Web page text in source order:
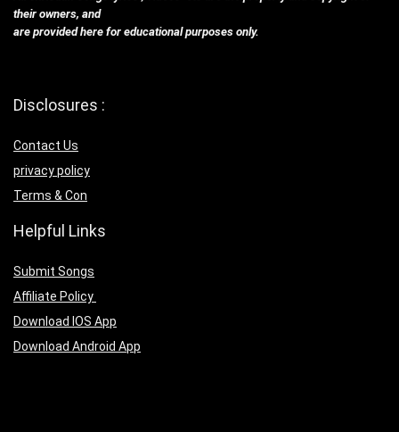
their owners, and
are provided here for educational purposes only.
Disclosures :
Contact Us
privacy policy
Terms & Con
Helpful Links
Submit Songs
Affiliate Policy
Download IOS App
Download Android App